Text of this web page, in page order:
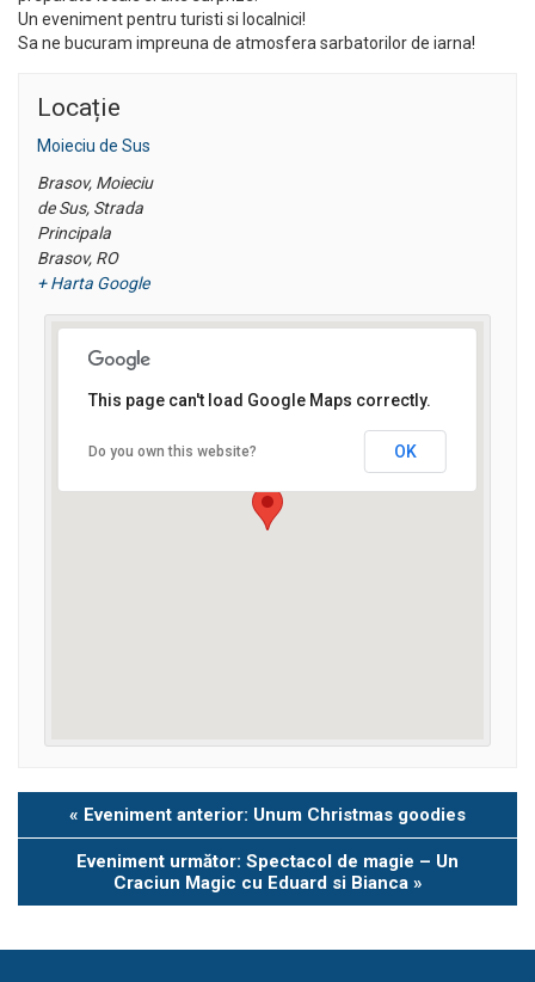
Un eveniment pentru turisti si localnici!
Sa ne bucuram impreuna de atmosfera sarbatorilor de iarna!
Locație
Moieciu de Sus
Brasov, Moieciu
de Sus, Strada
Principala
Brasov, RO
+ Harta Google
This page can't load Google Maps correctly.
Do you own this website? OK
Eveniment
Navigation
« Eveniment anterior: Unum Christmas goodies
Eveniment următor: Spectacol de magie – Un
Craciun Magic cu Eduard si Bianca »